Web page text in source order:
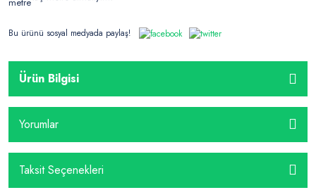
Bu ürünü sosyal medyada paylaş!
Ürün Bilgisi
Yorumlar
Taksit Seçenekleri